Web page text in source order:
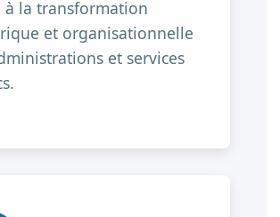
à la transformation
et organisationnelle
et services